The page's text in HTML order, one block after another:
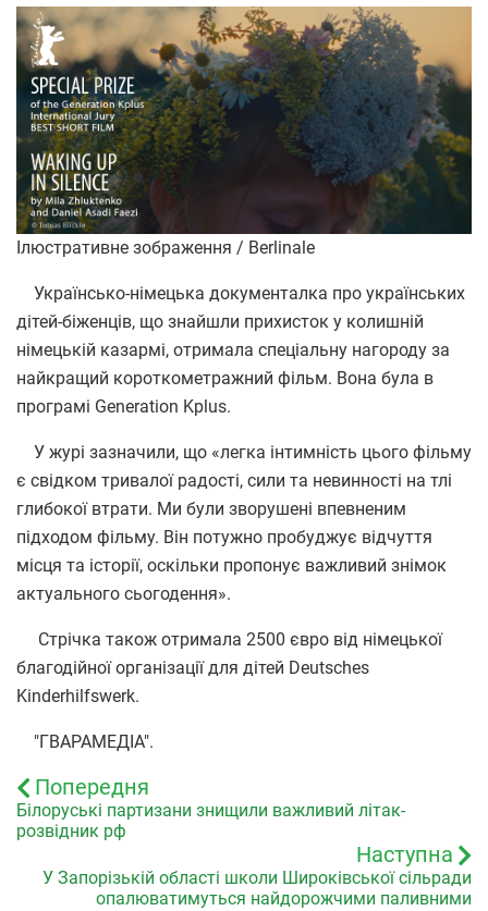
Ілюстративне зображення / Berlinale
Українсько-німецька документалка про українських
дітей-біженців, що знайшли прихисток у колишній
німецькій казармі, отримала спеціальну нагороду за
найкращий короткометражний фільм. Вона була в
програмі Generation Kplus.
У журі зазначили, що «легка інтимність цього фільму
є свідком тривалої радості, сили та невинності на тлі
глибокої втрати. Ми були зворушені впевненим
підходом фільму. Він потужно пробуджує відчуття
місця та історії, оскільки пропонує важливий знімок
актуального сьогодення».
Стрічка також отримала 2500 євро від німецької
благодійної організації для дітей Deutsches
Kinderhilfswerk.
"ГВАРАМЕДІА".
Попередня
Білоруські партизани знищили важливий літак-
розвідник рф
Наступна
У Запорізькій області школи Широківської сільради
опалюватимуться найдорожчими паливними